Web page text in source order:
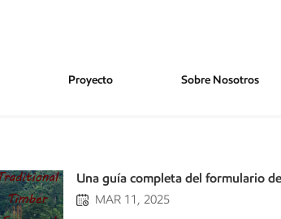
Proyecto Sobre Nosotros
Una guía completa del formulario
MAR 11, 2025